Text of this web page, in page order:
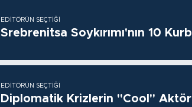
EDITÖRÜN SEÇTIĞI
Srebrenitsa Soykırımı'nın 10
EDITÖRÜN SEÇTIĞI
Diplomatik Krizlerin "Cool"